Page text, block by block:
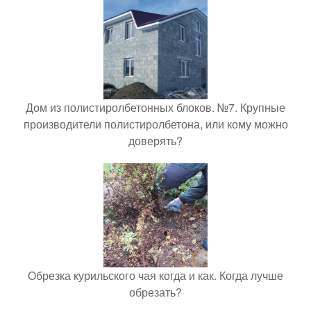
Дом из полистиролбетонных блоков. №7. Крупные
производители полистиролбетона, или кому можно
доверять?
Обрезка курильского чая когда и как. Когда лучше
обрезать?